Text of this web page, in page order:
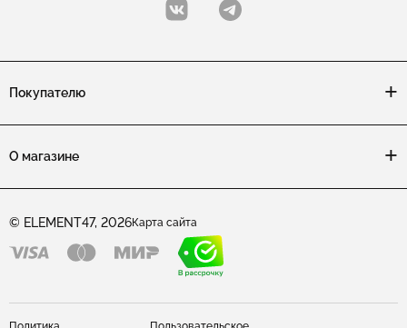
Покупателю
О магазине
© ELEMENT47, 2026Карта сайта